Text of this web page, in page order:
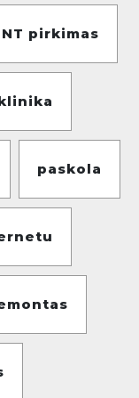
NT pirkimas
paskola